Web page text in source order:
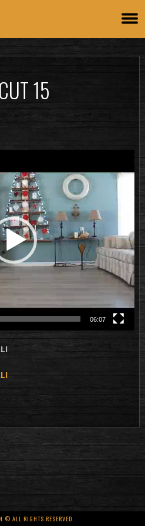
15
06:07
© ALL RIGHTS RESERVED.